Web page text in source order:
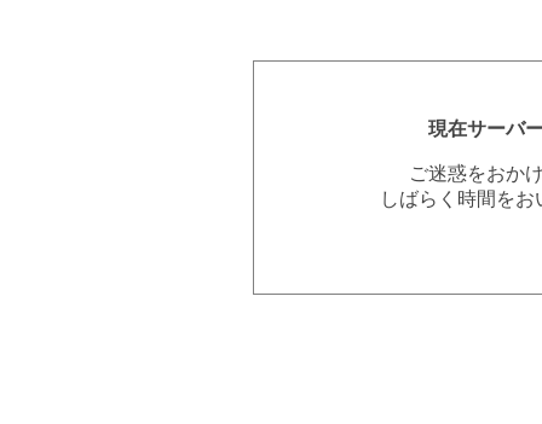
現在サーバ
ご迷惑をおか
しばらく時間を